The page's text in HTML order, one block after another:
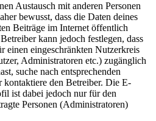
Austausch mit anderen Personen
bewusst, dass die Daten deines
Beiträge im Internet öffentlich
kann jedoch festlegen, dass
einen eingeschränkten Nutzerkreis
Administratoren etc.) zugänglich
suche nach entsprechenden
den Betreiber. Die E-
ist dabei jedoch nur für den
Personen (Administratoren)